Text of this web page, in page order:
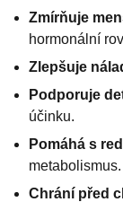
Zmírňuje
hormonální
Zlepšuje
Podporuje
účinku.
Pomáhá s
metabolismus.
Chrání před